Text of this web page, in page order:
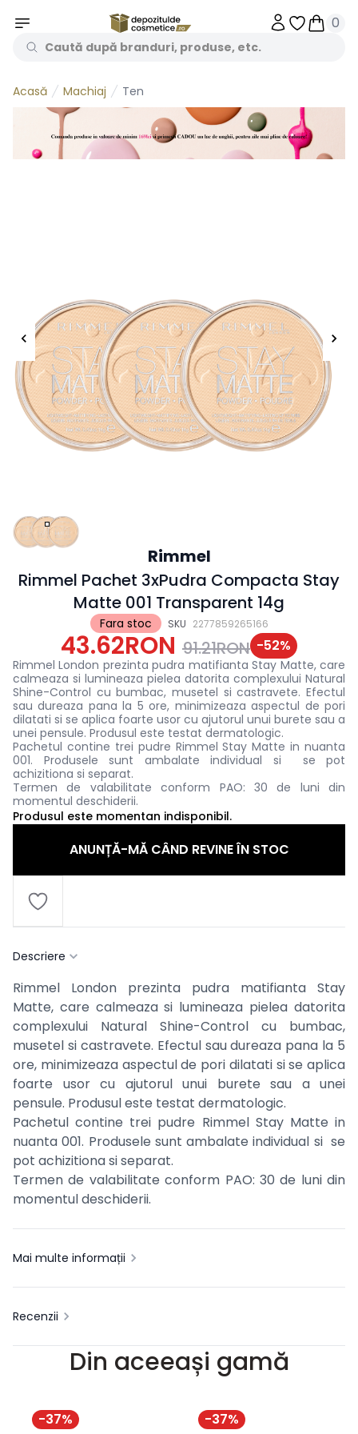
Obiecte
0
Acasă Machiaj Ten
Fara stoc SKU 2277859265166
Rimmel
Rimmel Pachet 3xPudra Compacta Stay
Matte 001 Transparent 14g
43.62RON 91.21RON -52%
Rimmel London prezinta pudra matifianta Stay Matte, care
calmeaza si lumineaza pielea datorita complexului Natural
Shine-Control cu bumbac, musetel si castravete. Efectul
sau dureaza pana la 5 ore, minimizeaza aspectul de pori
dilatati si se aplica foarte usor cu ajutorul unui burete sau a
unei pensule. Produsul este testat dermatologic.
Pachetul contine trei pudre RimmelStay Matte in nuanta
001. Produsele sunt ambalate individual si se pot
achizitiona si separat.
Termen de valabilitate conform PAO: 30 de luni din
momentul deschiderii.
Produsul este momentan indisponibil.
ANUNȚĂ-MĂ CÂND REVINE ÎN STOC
Descriere
Rimmel London prezinta pudra matifianta Stay
Matte, care calmeaza si lumineaza pielea datorita
complexului Natural Shine-Control cu bumbac,
musetel si castravete. Efectul sau dureaza pana la 5
ore, minimizeaza aspectul de pori dilatati si se aplica
foarte usor cu ajutorul unui burete sau a unei
pensule. Produsul este testat dermatologic.
Pachetul contine trei pudre Rimmel Stay Matte in
nuanta 001. Produsele sunt ambalate individual si se
pot achizitiona si separat.
Termen de valabilitate conform PAO: 30 de luni din
momentul deschiderii.
Mai multe informații
Recenzii
Din aceeași gamă
-37% -37%